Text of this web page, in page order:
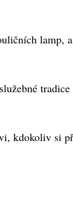
lamp,
kdokoliv si